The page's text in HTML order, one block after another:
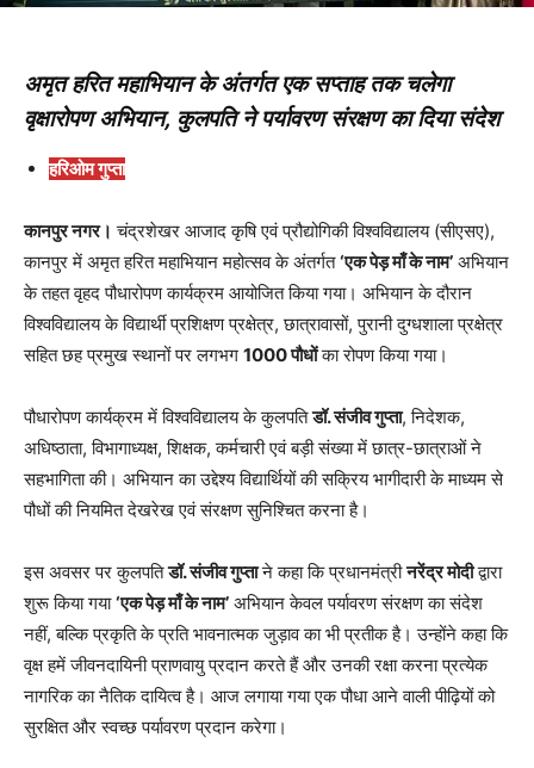
अमृत हरित महाभियान के अंतर्गत एक सप्ताह तक चलेगा
वृक्षारोपण अभियान, कुलपति ने पर्यावरण संरक्षण का दिया संदेश
हरिओम गुप्ता
कानपुर नगर। चंद्रशेखर आजाद कृषि एवं प्रौद्योगिकी विश्वविद्यालय (सीएसए),
कानपुर में अमृत हरित महाभियान महोत्सव के अंतर्गत‘एक पेड़ माँ के नाम’ अभियान
के तहत वृहद पौधारोपण कार्यक्रम आयोजित किया गया। अभियान के दौरान
विश्वविद्यालय के विद्यार्थी प्रशिक्षण प्रक्षेत्र, छात्रावासों, पुरानी दुग्धशाला प्रक्षेत्र
सहित छह प्रमुख स्थानों पर लगभग 1000 पौधोंका रोपण किया गया।
पौधारोपण कार्यक्रम में विश्वविद्यालय के कुलपतिडॉ. संजीव गुप्ता, निदेशक,
अधिष्ठाता, विभागाध्यक्ष, शिक्षक, कर्मचारी एवं बड़ी संख्या में छात्र-छात्राओं ने
सहभागिता की। अभियान का उद्देश्य विद्यार्थियों की सक्रिय भागीदारी के माध्यम से
पौधों की नियमित देखरेख एवं संरक्षण सुनिश्चित करना है।
इस अवसर पर कुलपतिडॉ. संजीव गुप्ताने कहा कि प्रधानमंत्रीनरेंद्र मोदीद्वारा
शुरू किया गया‘एक पेड़ माँ के नाम’ अभियान केवल पर्यावरण संरक्षण का संदेश
नहीं, बल्कि प्रकृति के प्रति भावनात्मक जुड़ाव का भी प्रतीक है। उन्होंने कहा कि
वृक्ष हमें जीवनदायिनी प्राणवायु प्रदान करते हैं और उनकी रक्षा करना प्रत्येक
नागरिक का नैतिक दायित्व है। आज लगाया गया एक पौधा आने वाली पीढ़ियों को
सुरक्षित और स्वच्छ पर्यावरण प्रदान करेगा।